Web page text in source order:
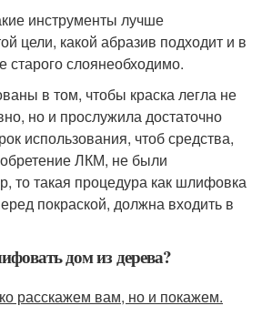
инструменты лучше
цели, какой абразив подходит и в
старого слоянеобходимо.
в том, чтобы краска легла не
но и прослужила достаточно
использования, чтоб средства,
ЛКМ, не были
то такая процедура как шлифовка
покраской, должна входить в
дом из дерева?
расскажем вам, но и покажем.